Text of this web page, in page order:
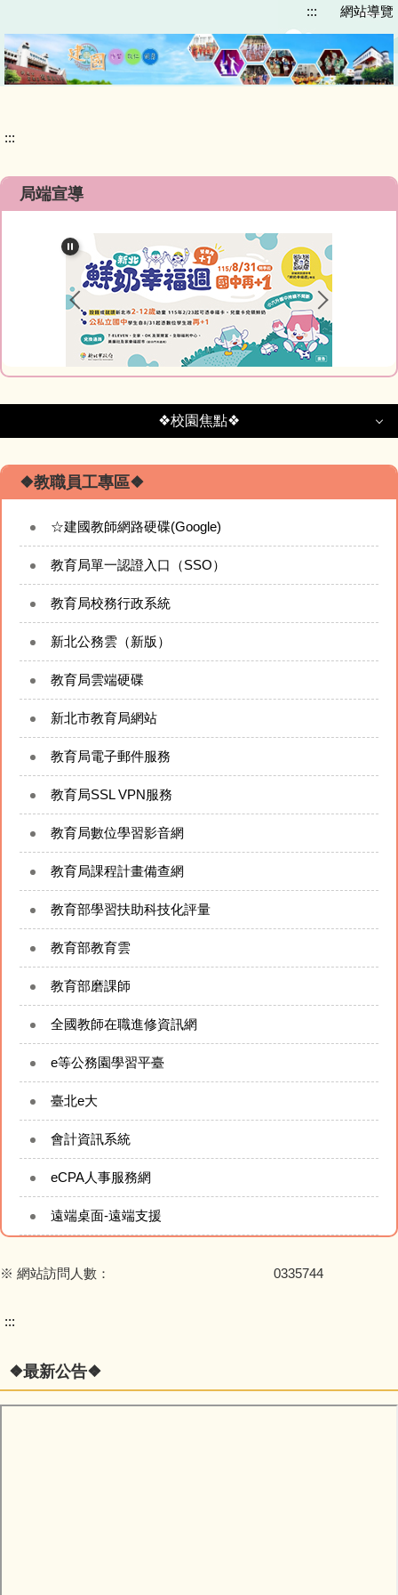
到
主
要
內
::: 網站導覽
:::
局端宣導
❖校園焦點❖
校園簡介
校務行政模組
專題成果網站
建國相簿
建國影音
今日午餐（食材登錄平臺）
建國臉書FB粉絲專頁
建國YouTube頻道
附設幼兒園資訊
太陽能即時監控系統
網站管理
❖教職員工專區❖
☆建國教師網路硬碟(Google)
教育局單一認證入口（SSO）
教育局校務行政系統
新北公務雲（新版）
教育局雲端硬碟
新北市教育局網站
教育局電子郵件服務
教育局SSL VPN服務
教育局數位學習影音網
教育局課程計畫備查網
教育部學習扶助科技化評量
教育部教育雲
教育部磨課師
全國教師在職進修資訊網
e等公務園學習平臺
臺北e大
會計資訊系統
eCPA人事服務網
遠端桌面-遠端支援
※ 網站訪問人數： 0335744
:::
❖最新公告❖